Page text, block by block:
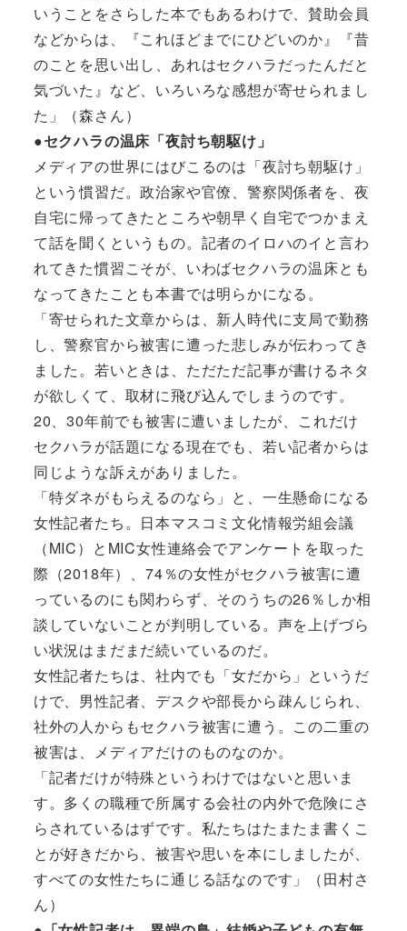
いうことをさらした本でもあるわけで、賛助会員
などからは、『これほどまでにひどいのか』『昔
のことを思い出し、あれはセクハラだったんだと
気づいた』など、いろいろな感想が寄せられまし
た」（森さん）
●セクハラの温床「夜討ち朝駆け」
メディアの世界にはびこるのは「夜討ち朝駆け」
という慣習だ。政治家や官僚、警察関係者を、夜
自宅に帰ってきたところや朝早く自宅でつかまえ
て話を聞くというもの。記者のイロハのイと言わ
れてきた慣習こそが、いわばセクハラの温床とも
なってきたことも本書では明らかになる。
「寄せられた文章からは、新人時代に支局で勤務
し、警察官から被害に遭った悲しみが伝わってき
ました。若いときは、ただただ記事が書けるネタ
が欲しくて、取材に飛び込んでしまうのです。
20、30年前でも被害に遭いましたが、これだけ
セクハラが話題になる現在でも、若い記者からは
同じような訴えがありました。
「特ダネがもらえるのなら」と、一生懸命になる
女性記者たち。日本マスコミ文化情報労組会議
（MIC）とMIC女性連絡会でアンケートを取った
際（2018年）、74％の女性がセクハラ被害に遭
っているのにも関わらず、そのうちの26％しか相
談していないことが判明している。声を上げづら
い状況はまだまだ続いているのだ。
女性記者たちは、社内でも「女だから」というだ
けで、男性記者、デスクや部長から疎んじられ、
社外の人からもセクハラ被害に遭う。この二重の
被害は、メディアだけのものなのか。
「記者だけが特殊というわけではないと思いま
す。多くの職種で所属する会社の内外で危険にさ
らされているはずです。私たちはたまたま書くこ
とが好きだから、被害や思いを本にしましたが、
すべての女性たちに通じる話なのです」（田村さ
ん）